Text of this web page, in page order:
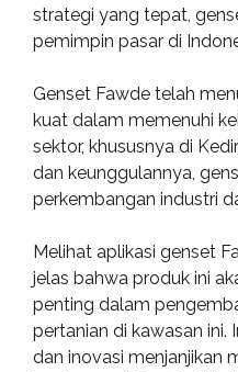
strategi yang tepat,
pemimpin pasar di
Genset Fawde telah
kuat dalam memenuhi
sektor, khususnya di
dan keunggulannya,
perkembangan industri
Melihat aplikasi genset
jelas bahwa produk ini
penting dalam
pertanian di kawasan
dan inovasi menjanjikan